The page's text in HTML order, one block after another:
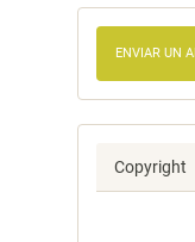
ENVIAR UN
Copyright